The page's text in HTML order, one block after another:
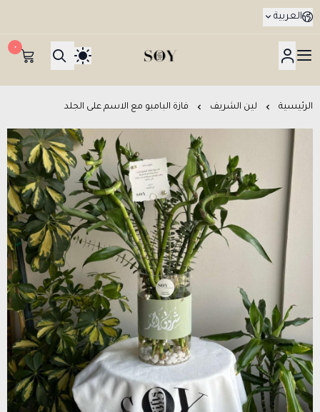
العربية
هدايا جدة SOY Gifts بتوصيل في نفس اليوم
٠
الرئيسية لين الشريف فازة البامبو مع الاسم على الجلد